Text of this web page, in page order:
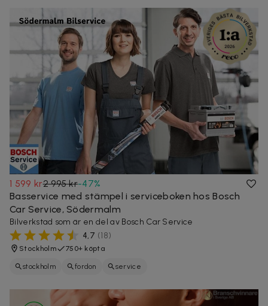
1 599 kr2 995 kr-47%
Basservice med stämpel i serviceboken hos Bosch
Car Service, Södermalm
Bilverkstad som är en del av Bosch Car Service
4,7 (18)
Stockholm 750+ köpta
stockholm fordon service